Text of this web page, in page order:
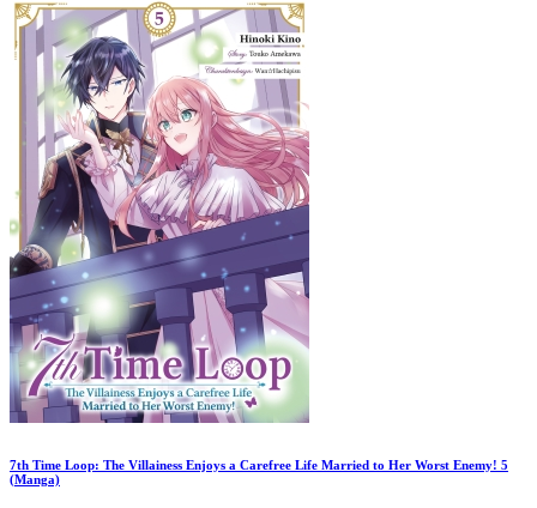
7th Time Loop: The Villainess Enjoys a Carefree Life Married to Her Worst Enemy! 5
(Manga)